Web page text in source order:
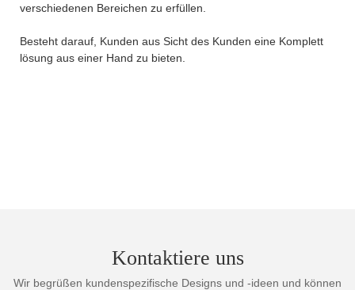
verschiedenen Bereichen zu erfüllen.
Besteht darauf, Kunden aus Sicht des Kunden eine Komplett
lösung aus einer Hand zu bieten.
Kontaktiere uns
Wir begrüßen kundenspezifische Designs und -ideen und können